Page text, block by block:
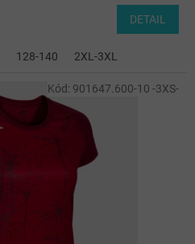
DETAIL
128-140 2XL-3XL
Kód: 901647.600-10 -3XS-